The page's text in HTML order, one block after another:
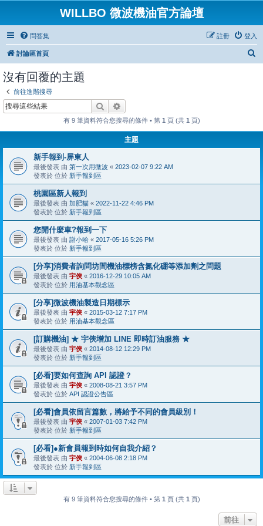
WILLBO 微波機油官方論壇
問答集 登入
註冊
討論區首頁
沒有回覆的主題
前往進階搜尋
搜尋
有 9 筆資料符合您搜尋的條件 • 第 1 頁 (共 1 頁)
主題
新手報到-屏東人
最後發表 由 第一次用微波 « 2023-02-07 9:22 AM
發表於 位於 新手報到區
桃園區新人報到
最後發表 由 加肥貓 « 2022-11-22 4:46 PM
發表於 位於 新手報到區
您開什麼車?報到一下
最後發表 由 謝小哈 « 2017-05-16 5:26 PM
發表於 位於 新手報到區
[分享]消費者詢問坊間機油標榜含氮化硼等添加劑之問題
最後發表 由 宇俠 « 2016-12-29 10:05 AM
發表於 位於 用油基本觀念區
[分享]微波機油製造日期標示
最後發表 由 宇俠 « 2015-03-12 7:17 PM
發表於 位於 用油基本觀念區
[訂購機油] ★ 宇俠增加 LINE 即時訂油服務 ★
最後發表 由 宇俠 « 2014-08-12 12:29 PM
發表於 位於 新手報到區
[必看]要如何查詢 API 認證？
最後發表 由 宇俠 « 2008-08-21 3:57 PM
發表於 位於 API 認證公告區
[必看]會員依留言篇數，將給予不同的會員級別！
最後發表 由 宇俠 « 2007-01-03 7:42 PM
發表於 位於 新手報到區
[必看]●新會員報到時如何自我介紹？
最後發表 由 宇俠 « 2004-06-08 2:18 PM
發表於 位於 新手報到區
有 9 筆資料符合您搜尋的條件 • 第 1 頁 (共 1 頁)
前往